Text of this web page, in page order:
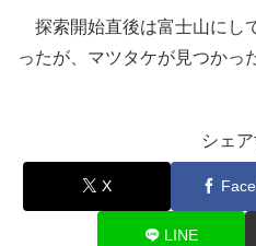
探索開始直後は富士山にし
ったが、マツタケが見つかっ
シェ
X
LINE